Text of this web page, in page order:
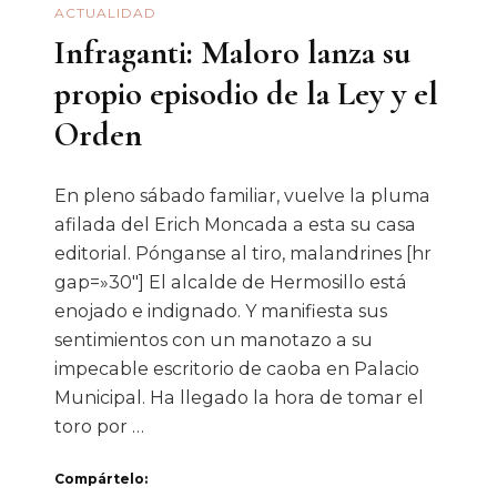
ACTUALIDAD
Infraganti: Maloro lanza su
propio episodio de la Ley y el
Orden
En pleno sábado familiar, vuelve la pluma
afilada del Erich Moncada a esta su casa
editorial. Pónganse al tiro, malandrines [hr
gap=»30″] El alcalde de Hermosillo está
enojado e indignado. Y manifiesta sus
sentimientos con un manotazo a su
impecable escritorio de caoba en Palacio
Municipal. Ha llegado la hora de tomar el
toro por …
Compártelo: